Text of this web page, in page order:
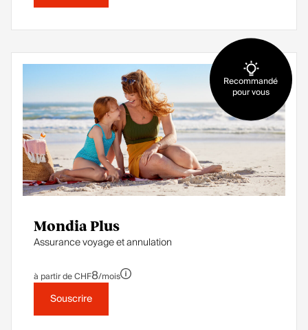
Recommandé
pour vous
Mondia Plus
Assurance voyage et annulation
à partir de CHF8/mois
Souscrire